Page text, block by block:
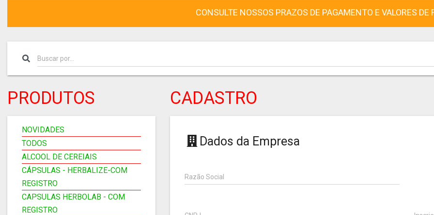
CONSULTE NOSSOS PRAZOS DE PAGAMENTO E VALORES DE
PRODUTOS
NOVIDADES
TODOS
ALCOOL DE CEREIAIS
CÁPSULAS - HERBALIZE-COM
REGISTRO
CAPSULAS HERBOLAB - COM
REGISTRO
CADASTRO
Dados da Empresa
Razão Social